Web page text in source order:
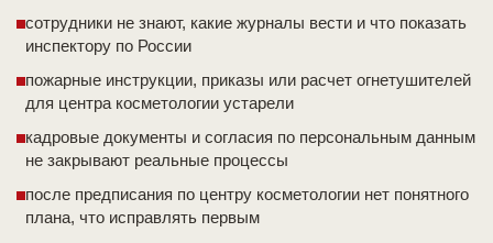
сотрудники не знают, какие журналы вести и что показать
инспектору по России
пожарные инструкции, приказы или расчет огнетушителей
для центра косметологии устарели
кадровые документы и согласия по персональным данным
не закрывают реальные процессы
после предписания по центру косметологии нет понятного
плана, что исправлять первым